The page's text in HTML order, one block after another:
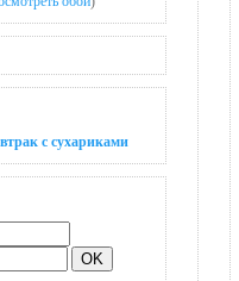
с сухариками